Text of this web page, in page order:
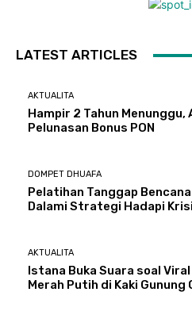
LATEST ARTICLES
AKTUALITA
Hampir 2 Tahun
Pelunasan Bonus PON
DOMPET DHUAFA
Pelatihan Tanggap
Dalami Strategi Hadapi
AKTUALITA
Istana Buka Suara soal
Merah Putih di Kaki Gunung